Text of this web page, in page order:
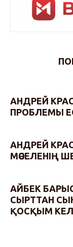
АНДРЕЙ
ПРОБЛЕМЫ
АНДРЕЙ
МӘСЕЛЕНІҢ
АЙБЕК
СЫРТТАН
ҚОСҚЫМ